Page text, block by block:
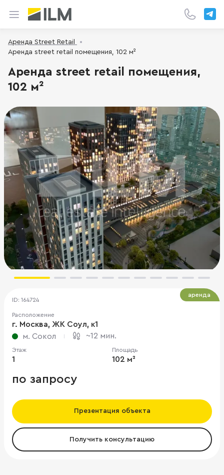
Аренда Street Retail
Аренда street retail помещения, 102 м²
Аренда street retail помещения,
102 м²
ID: 164724
Расположение
г. Москва, ЖК Соул, к1
м. Сокол
~12 мин.
Этаж
1
Площадь
102 м²
по запросу
Презентация объекта
Получить консультацию
аренда